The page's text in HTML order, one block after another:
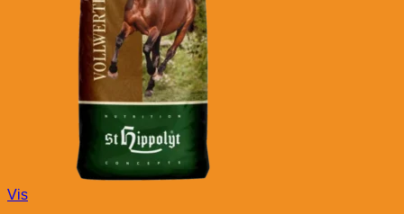
Vis